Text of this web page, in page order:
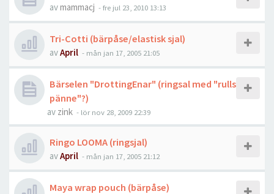
avmammacj -fre jul 23, 2010 13:13
Tri-Cotti (bärpåse/elastisk sjal)
avApril - mån jan 17, 2005 21:05
Bärselen "DrottingEnar" (ringsal med "rulls
pänne"?)
av zink - lör nov 28, 2009 22:39
Ringo LOOMA (ringsjal)
avApril - mån jan 17, 2005 21:12
Maya wrap pouch (bärpåse)